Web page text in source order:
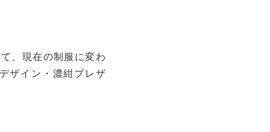
、現在の制服に変わ
ザイン・濃紺ブレザ